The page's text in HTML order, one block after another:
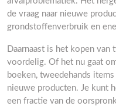
de vraag naar nieuwe
grondstoffenverbruik en
Daarnaast is het kopen van
voordelig. Of het nu gaat
boeken, tweedehands
nieuwe producten. Je kunt
een fractie van de